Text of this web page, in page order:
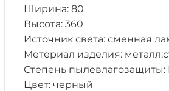
Ширина: 80
Высота: 360
Источник света: сменная
Метериал изделия:
Степень пылевлагозащиты:
Цвет: черный